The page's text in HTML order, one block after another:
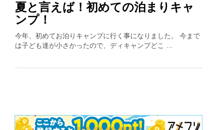
夏と言えば！初めての泊まりキャ
ンプ！
今年、初めてお泊りキャンプに行く事になりました。 今まで
は子ども達が小さかったので、ディキャンプどこ …